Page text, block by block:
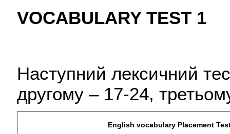
VOCABULARY TEST 1
Наступний лексичний
другому – 17-24,
English vocabularyPlacement